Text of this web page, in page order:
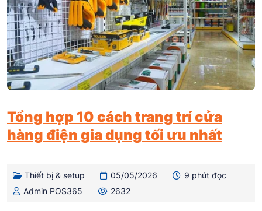
Tổng hợp 10 cách trang trí cửa
hàng điện gia dụng tối ưu nhất
Thiết bị & setup 05/05/2026
9 phút đọc
Admin POS365
2632